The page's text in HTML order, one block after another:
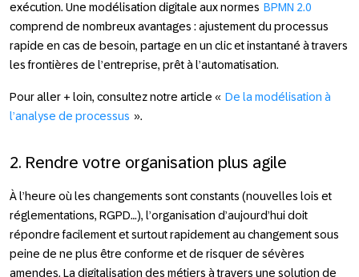
exécution. Une modélisation digitale aux normes BPMN 2.0
comprend de nombreux avantages : ajustement du processus
rapide en cas de besoin, partage en un clic et instantané à travers
les frontières de l’entreprise, prêt à l’automatisation.
Pour aller + loin, consultez notre article « De la modélisation à
l’analyse de processus ».
2. Rendre votre organisation plus agile
À l’heure où les changements sont constants (nouvelles lois et
réglementations, RGPD…), l’organisation d’aujourd’hui doit
répondre facilement et surtout rapidement au changement sous
peine de ne plus être conforme et de risquer de sévères
amendes. La digitalisation des métiers à travers une solution de